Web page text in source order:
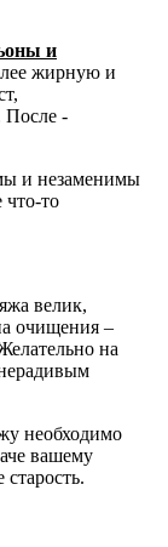
и
жирную и
прост,
После -
и незаменимы
что-то
велик,
очищения –
на
необходимо
вашему